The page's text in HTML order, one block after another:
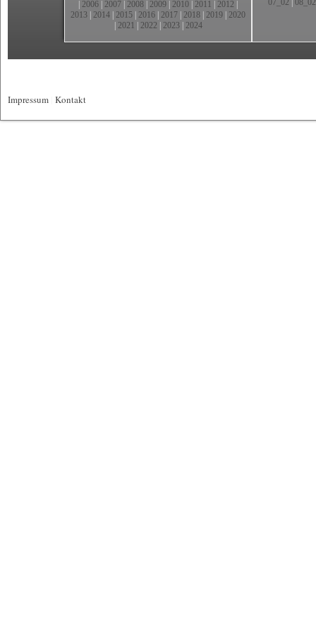
2006 2007 2008 2009 2010 2011 2012
2013 2014 2015 2016 2017 2018 2019 2020
2021 2022 2023| 2024
07_02
08_02
Impressum Kontakt